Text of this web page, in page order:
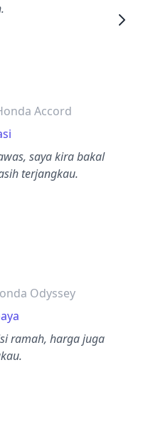
bintang lima
Accord
saya kira bakal
terjangkau.
bintang lima
Odyssey
ramah, harga juga